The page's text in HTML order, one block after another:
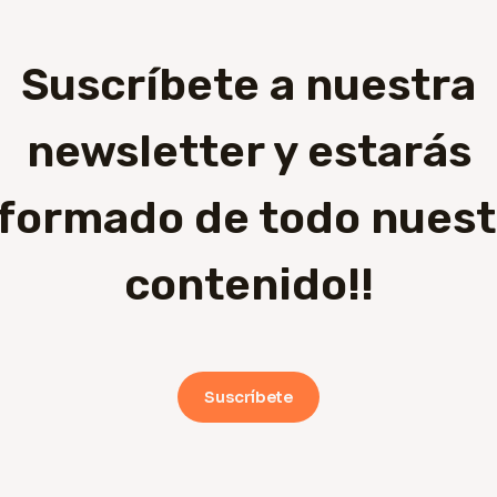
Suscríbete a nuestra
newsletter y estarás
de todo
contenido!!
Suscríbete